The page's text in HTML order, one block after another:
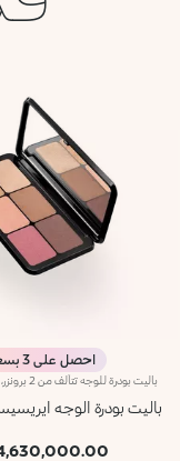
احصل على 3 بسعر 2
باليت بودرة الوجه
LBP